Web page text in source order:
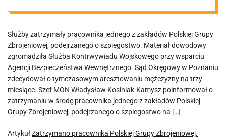
Podejrzenie o
szpiegostwo
Służby zatrzymały pracownika jednego z zakładów Polskiej Grupy
Zbrojeniowej, podejrzanego o szpiegostwo. Materiał dowodowy
zgromadziła Służba Kontrwywiadu Wojskowego przy wsparciu
Agencji Bezpieczeństwa Wewnętrznego. Sąd Okręgowy w Poznaniu
zdecydował o tymczasowym aresztowaniu mężczyzny na trzy
miesiące. Szef MON Władysław Kosiniak-Kamysz poinformował o
zatrzymaniu w środę pracownika jednego z zakładów Polskiej
Grupy Zbrojeniowej, podejrzanego o szpiegostwo na […]
ArtykułZatrzymano pracownika Polskiej Grupy Zbrojeniowej.